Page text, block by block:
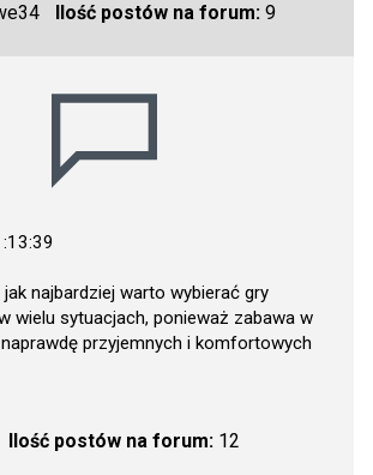
Ilość postów na forum:9
najbardziej warto wybierać gry
wielu sytuacjach, ponieważ zabawa w
przyjemnych i komfortowych
Ilość postów na forum:12